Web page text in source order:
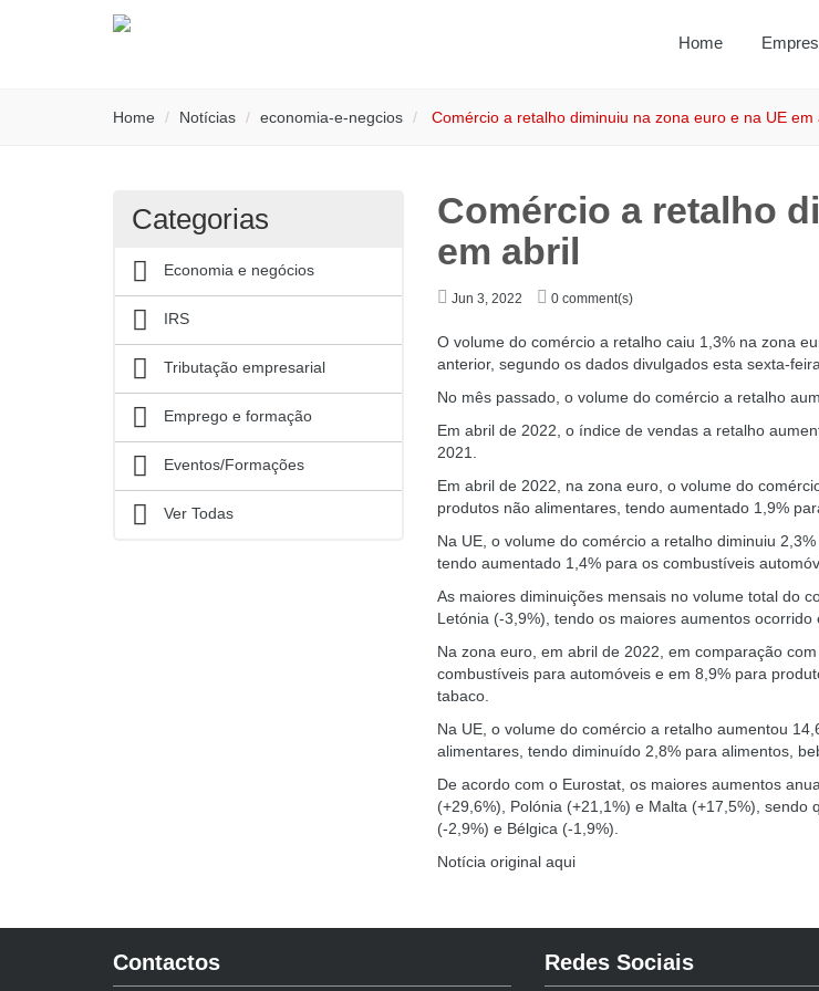
Home
Home Notícias economia-e-negcios Comércio a retalho diminuiu na zona euro e na UE em
Categorias
Economia e negócios
IRS
Tributação empresarial
Emprego e formação
Eventos/Formações
Ver Todas
Comércio a retalho
em abril
Jun 3, 2022 0 comment(s)
O volume do comércio a retalho caiu 1,3% na zona
anterior, segundo os dados divulgados esta sexta-
No mês passado, o volume do comércio a retalho
Em abril de 2022, o índice de vendas a retalho
2021.
Em abril de 2022, na zona euro, o volume do
produtos não alimentares, tendo aumentado 1,9%
Na UE, o volume do comércio a retalho diminuiu
tendo aumentado 1,4% para os combustíveis
As maiores diminuições mensais no volume total do
Letónia (-3,9%), tendo os maiores aumentos
Na zona euro, em abril de 2022, em comparação
combustíveis para automóveis e em 8,9% para
tabaco.
Na UE, o volume do comércio a retalho aumentou
alimentares, tendo diminuído 2,8% para alimentos,
De acordo com o Eurostat, os maiores aumentos
(+29,6%), Polónia (+21,1%) e Malta (+17,5%),
(-2,9%) e Bélgica (-1,9%).
Notícia original aqui
Contactos Redes Sociais